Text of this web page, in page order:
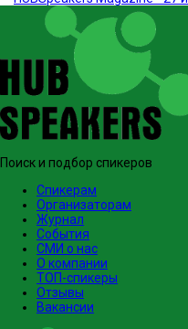
Поиск и подбор спикеров
Спикерам
Организаторам
Журнал
События
СМИ о нас
О компании
ТОП-спикеры
Отзывы
Вакансии